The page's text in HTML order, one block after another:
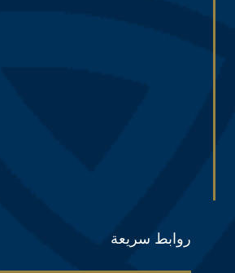
روابط سريعة